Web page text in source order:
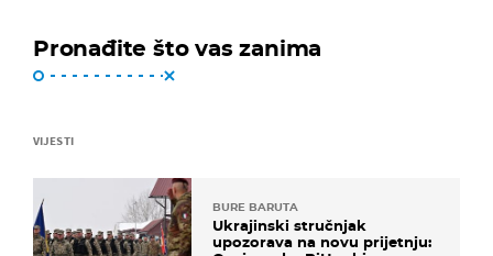
Pronađite što vas zanima
VIJESTI
BURE BARUTA
Ukrajinski stručnjak
upozorava na novu prijetnju: